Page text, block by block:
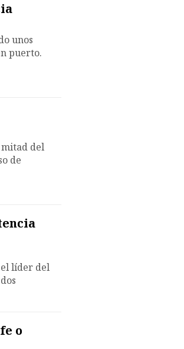
unos
puerto.
del
de
líder del
o